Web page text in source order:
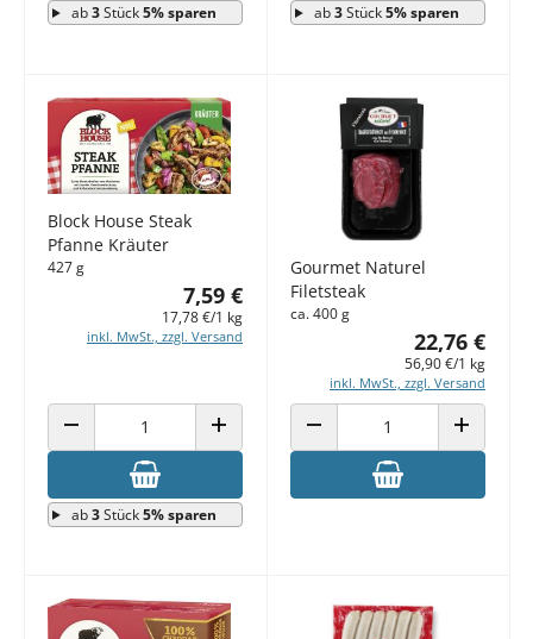
ab3Stück5% sparen ab3Stück5% sparen
Block House Steak
Pfanne Kräuter
427 g
7,59 €
17,78 €/1 kg
inkl. MwSt., zzgl. Versand
ANZAHL VERRINGERN ANZAHL ERHÖHEN
ab3Stück5% sparen
Gourmet Naturel
Filetsteak
ca. 400 g
22,76 €
56,90 €/1 kg
inkl. MwSt., zzgl. Versand
ANZAHL VERRINGERN ANZAHL